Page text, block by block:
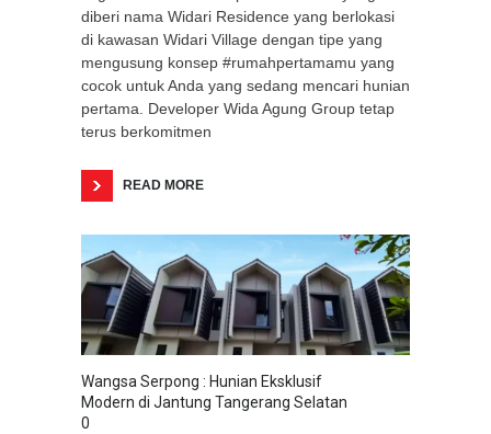
diberi nama Widari Residence yang berlokasi
di kawasan Widari Village dengan tipe yang
mengusung konsep #rumahpertamamu yang
cocok untuk Anda yang sedang mencari hunian
pertama. Developer Wida Agung Group tetap
terus berkomitmen
READ MORE
Wangsa Serpong : Hunian Eksklusif
Modern di Jantung Tangerang Selatan
0